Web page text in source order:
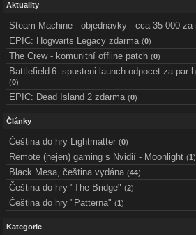
Aktuality
Steam Machine - objednávky - cca 35 000 za
EPIC: Hogwarts Legacy zdarma (0)
The Crew - komunitní offline patch (0)
Battlefield 6: spusteni launch odpocet za par
(0)
EPIC: Dead Island 2 zdarma (0)
Články
Čeština do hry Lightmatter (0)
Remote (nejen) gaming s Nvidií - Moonlight (1)
Black Mesa, čeština vydána (44)
Čeština do hry "The Bridge" (2)
Čeština do hry "Patterna" (1)
Kategorie